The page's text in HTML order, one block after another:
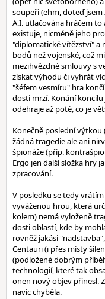
soupeři (ehm, doteď
A.I. utlačována hráčem to
existuje, nicméně jeho
"diplomatické vítězství" a
bodů než vojenské, což
mezihvězdné smlouvy s
získat výhodu či vyhrát
"šéfem vesmíru" hra
dosti mrzí. Konání
odehraje až poté, co je
Konečně poslední výtkou
žádná tragedie ale ani
špionáže (příp.
Ergo jen další složka hry
zpracování.
V posledku se tedy
vyváženou hrou, která
kolem) nemá vyloženě
dosti oblastí, kde by
rovněž jakási
Centauri (i přes místy
(podložené dobrým
technologií, které tak
onen nový objev přinesl.
navíc chyběla.